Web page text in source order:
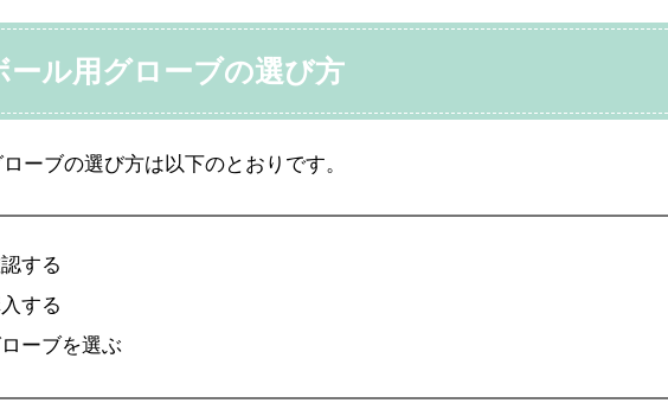
ル用グローブの選び方
ーブの選び方は以下のとおりです。
する
する
ーブを選ぶ